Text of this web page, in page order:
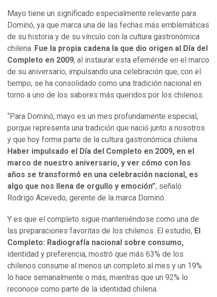
Mayo tiene un significado especialmente relevante para
Dominó, ya que marca una de las fechas más emblemáticas
de su historia y de su vínculo con la cultura gastronómica
chilena. Fue la propia cadena la que dio origen al Día del
Completo en 2009, al instaurar esta efeméride en el marco
de su aniversario, impulsando una celebración que, con el
tiempo, se ha consolidado como una tradición nacional en
torno a uno de los sabores más queridos por los chilenos.
“Para Dominó, mayo es un mes profundamente especial,
porque representa una tradición que nació junto a nosotros
y que hoy forma parte de la cultura gastronómica chilena.
Haber impulsado el Día del Completo en 2009, en el
marco de nuestro aniversario, y ver cómo con los
años se transformó en una celebración nacional, es
algo que nos llena de orgullo y emoción”, señaló
Rodrigo Acevedo, gerente de la marca Dominó.
Y es que el completo sigue manteniéndose como una de
las preparaciones favoritas de los chilenos. El estudio, El
Completo: Radiografía nacional sobre consumo,
identidad y preferencia, mostró que más 63% de los
chilenos consume al menos un completo al mes y un 19%
lo hace semanalmente o más, mientras que un 92% lo
reconoce como parte de la identidad chilena.